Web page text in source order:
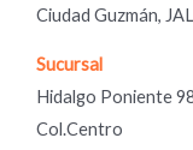
Ciudad Guzmán, JAL
Sucursal
Hidalgo Poniente
Col.Centro